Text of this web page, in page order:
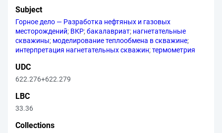
Subject
Горное дело — Разработка нефтяных и газовых
месторождений; ВКР;бакалавриат; нагнетательные
скважины; моделирование теплообмена в скважине;
интерпретация нагнетательных скважин;термометрия
UDC
622.276+622.279
LBC
33.36
Collections